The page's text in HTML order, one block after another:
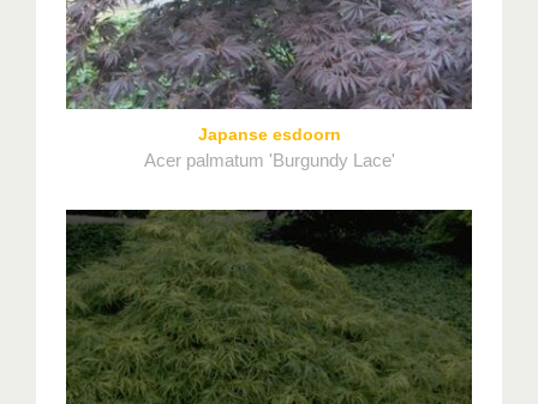
Japanse esdoorn
Acer palmatum 'Burgundy Lace'